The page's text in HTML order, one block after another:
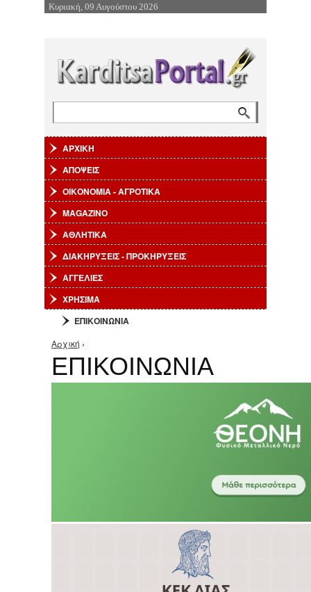
Επιστροφή στην Πλοήγηση
Κυριακή, 09 Αυγούστου 2026
ΑΡΧΙΚΗ
ΑΠΟΨΕΙΣ
ΟΙΚΟΝΟΜΙΑ - ΑΓΡΟΤΙΚΑ
MAGAZINO
ΑΘΛΗΤΙΚΑ
ΔΙΑΚΗΡΥΞΕΙΣ - ΠΡΟΚΗΡΥΞΕΙΣ
ΑΓΓΕΛΙΕΣ
ΧΡΗΣΙΜΑ
ΕΠΙΚΟΙΝΩΝΙΑ
Είστε εδώ
Αρχική ›
ΕΠΙΚΟΙΝΩΝΙΑ